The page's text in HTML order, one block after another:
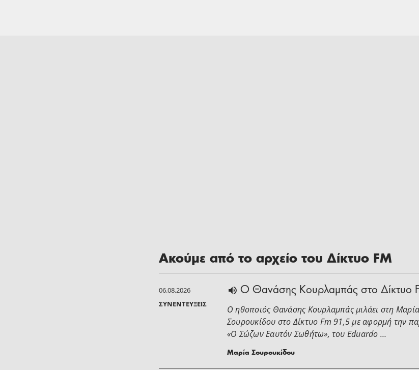
Ακούμε από το αρχείο του Δίκτυο FM
06.08.2026
ΣΥΝΕΝΤΕΎΞΕΙΣ
Ο Θανάσης Κουρλαμπάς στο Δίκτυο
Ο ηθοποιός Θανάσης Κουρλαμπάς μιλάει στη Μαρία
Σουρουκίδου στο Δίκτυο Fm 91,5 με αφορμή την
«Ο Σώζων Εαυτόν Σωθήτω», του Eduardo …
Μαρία Σουρουκίδου